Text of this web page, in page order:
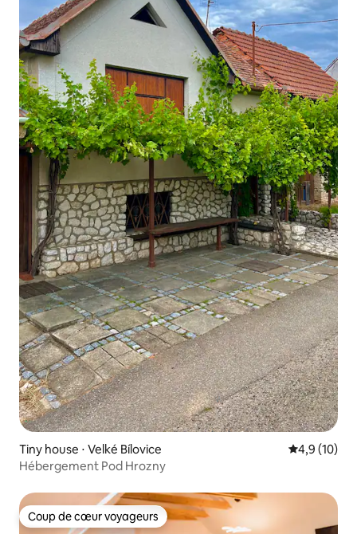
Tiny house ⋅ Velké Bílovice Évaluation
4,9 (10)
Hébergement Pod Hrozny
Coup de cœur voyageurs
Coup de cœur voyageurs